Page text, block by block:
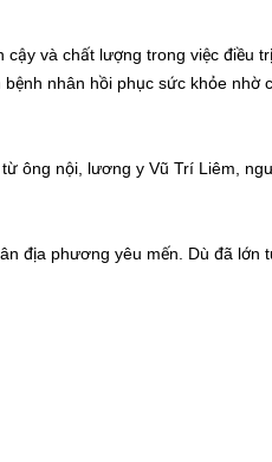
và chất lượng trong việc điều
nhân hồi phục sức khỏe nhờ
ông nội, lương y Vũ Trí Liêm,
địa phương yêu mến. Dù đã lớn